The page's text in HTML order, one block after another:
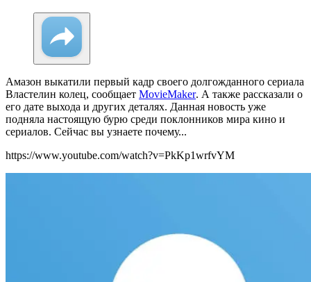
Амазон выкатили первый кадр своего долгожданного сериала
Властелин колец, сообщает MovieMaker. А также рассказали о
его дате выхода и других деталях. Данная новость уже
подняла настоящую бурю среди поклонников мира кино и
сериалов. Сейчас вы узнаете почему...
https://www.youtube.com/watch?v=PkKp1wrfvYM